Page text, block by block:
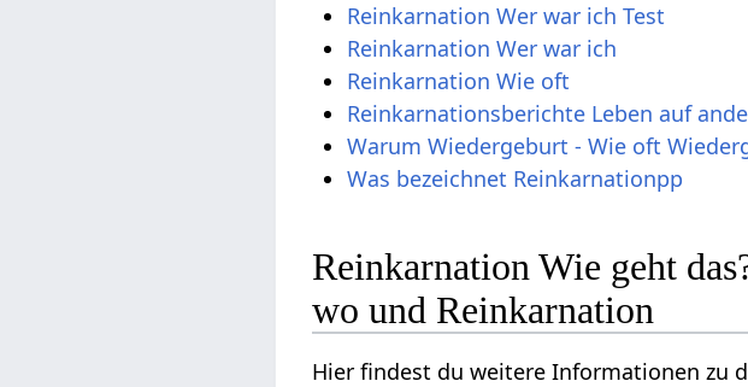
Reinkarnation Wer war ich Test
Reinkarnation Wer war ich
Reinkarnation Wie oft
Reinkarnationsberichte Leben auf
Warum Wiedergeburt - Wie oft
Was bezeichnet Reinkarnationpp
Reinkarnation Wie geht
wo und Reinkarnation
Hier findest du weitere Informationen zu